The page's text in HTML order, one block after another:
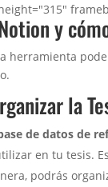
y
herramienta
la
de datos de
en tu tesis.
podrás